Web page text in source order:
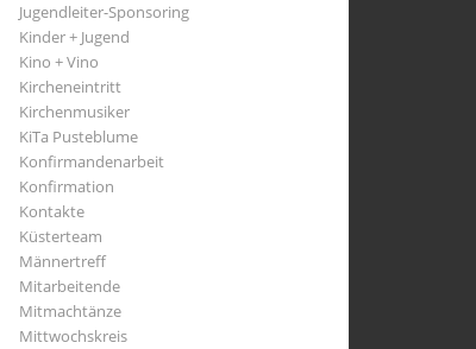
Jugendleiter-Sponsoring
Kinder + Jugend
Kino + Vino
Kircheneintritt
Kirchenmusiker
KiTa Pusteblume
Konfirmandenarbeit
Konfirmation
Kontakte
Küsterteam
Männertreff
Mitarbeitende
Mitmachtänze
Mittwochskreis